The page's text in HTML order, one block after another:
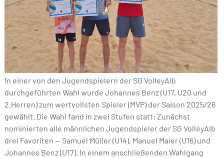
In einer von den Jugendspielern der SG VolleyAlb
durchgeführten Wahl wurde Johannes Benz (U17, U20 und
2.Herren) zum wertvollsten Spieler (MVP) der Saison 2025/26
gewählt. Die Wahl fand in zwei Stufen statt: Zunächst
nominierten alle männlichen Jugendspieler der SG VolleyAlb
drei Favoriten — Samuel Müller (U14), Manuel Maier (U16) und
Johannes Benz (U17). In einem anschließenden Wahlgang